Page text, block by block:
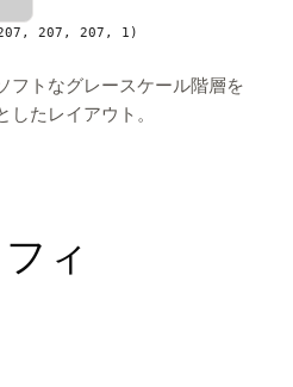
207, 207, 1)
フトなグレースケール階層を
たレイアウト。
ィ